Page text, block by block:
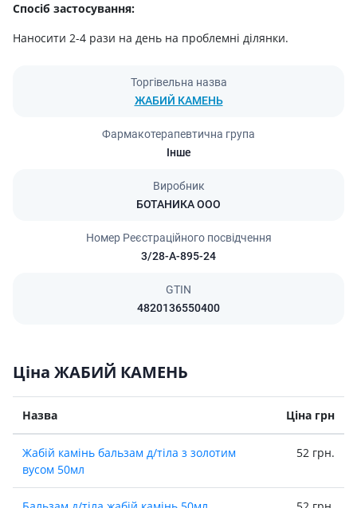
Спосіб застосування:
Наносити 2-4 рази на день на проблемні ділянки.
Торгівельна назва
ЖАБИЙ КАМЕНЬ
Фармакотерапевтична група
Інше
Виробник
БОТАНИКА ООО
Номер Реєстраційного посвідчення
3/28-А-895-24
GTIN
4820136550400
Ціна ЖАБИЙ КАМЕНЬ
Назва Ціна грн
Жабiй камiнь бальзам д/тiла з золотим
вусом 50мл
52 грн.